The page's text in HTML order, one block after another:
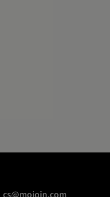
cs@mojoin.com